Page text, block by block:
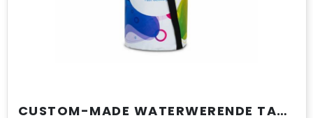
CUSTOM-MADE WATERWERENDE TAS 10L IPX5